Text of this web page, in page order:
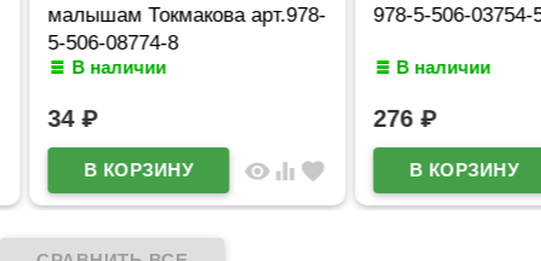
малышам Токмакова арт.978-
5-506-08774-8
В наличии
34₽
visibilityequalizer favorite
978-5-506-03754-5
В наличии
276₽